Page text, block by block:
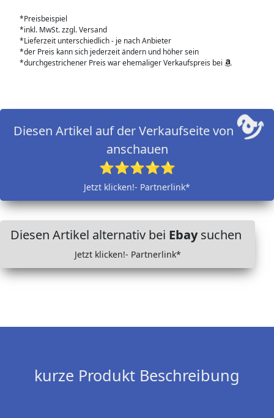
*Preisbeispiel
*inkl. MwSt. zzgl. Versand
*Lieferzeit unterschiedlich - je nach Anbieter
*der Preis kann sich jederzeit ändern und höher sein
*durchgestrichener Preis war ehemaliger Verkaufspreis bei
Diesen Artikel auf der Verkaufseite von
anschauen
⭐⭐⭐⭐⭐
Jetzt klicken!- Partnerlink*
Diesen Artikel alternativ bei Ebaysuchen
Jetzt klicken!- Partnerlink*
kurze Produkt Beschreibung